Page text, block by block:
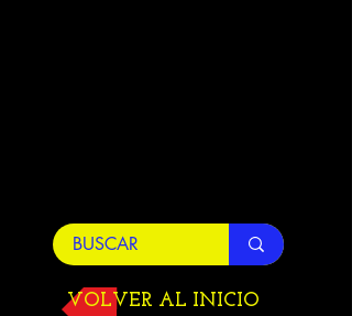
VOLVER AL INICIO